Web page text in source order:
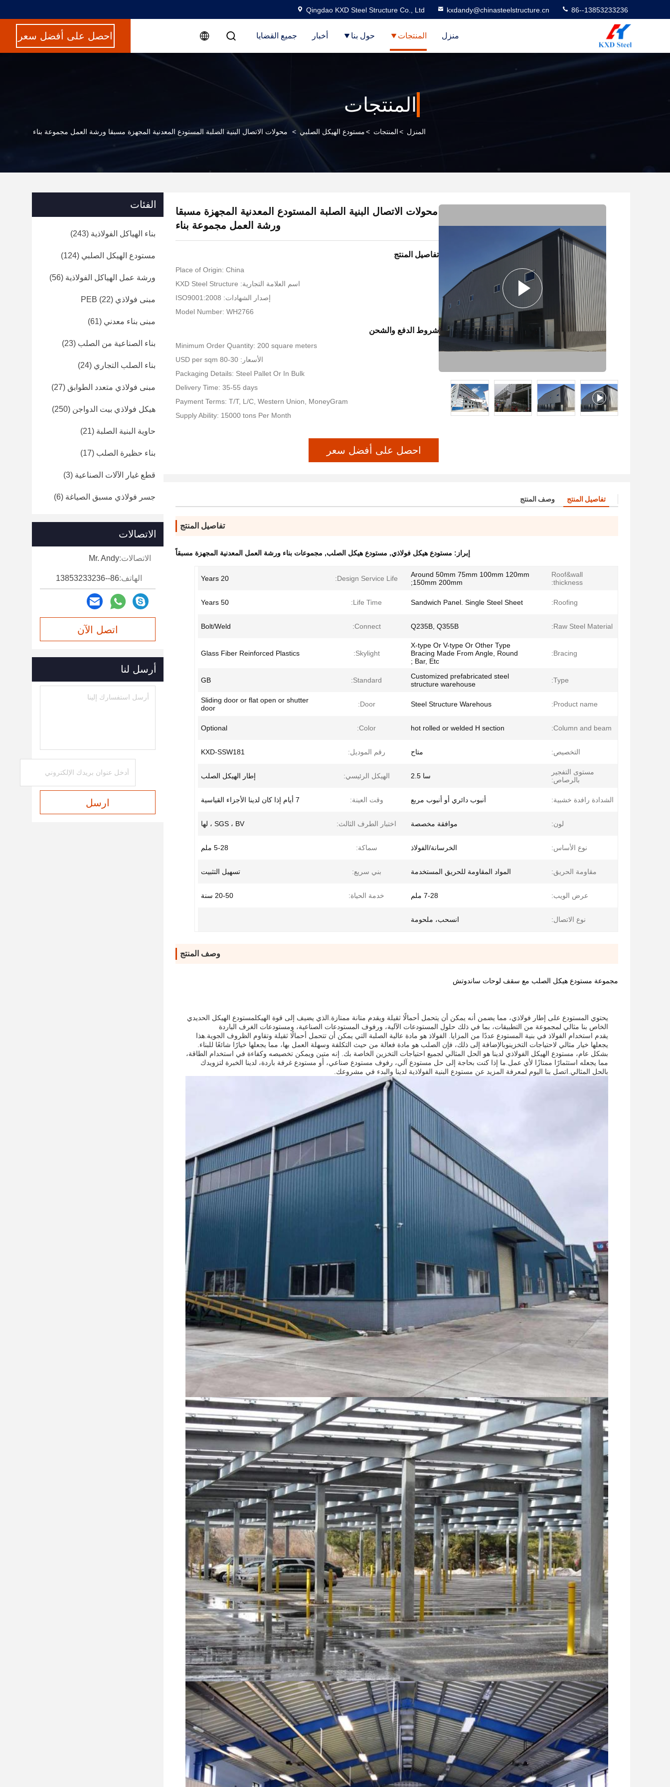
Qingdao KXD Steel Structure Co., Ltd kxdandy@chinasteelstructure.cn 86--13853233236
منزل المنتجات حول بنا أخبار جميع القضايا احصل على أفضل سعر
المنتجات
المنزل >المنتجات >مستودع الهيكل الصلبي > محولات الاتصال البنية الصلبة المستودع المعدنية المجهزة مسبقا ورشة العمل مجموعة بناء
محولات الاتصال البنية الصلبة المستودع المعدنية المجهزة مسبقا
ورشة العمل مجموعة بناء
تفاصيل المنتج
Place of Origin: China
اسم العلامة التجارية: KXD Steel Structure
إصدار الشهادات: ISO9001:2008
Model Number: WH2766
شروط الدفع والشحن
Minimum Order Quantity: 200 square meters
الأسعار: 30-80 USD per sqm
Packaging Details: Steel Pallet Or In Bulk
Delivery Time: 35-55 days
Payment Terms: T/T, L/C, Western Union, MoneyGram
Supply Ability: 15000 tons Per Month
احصل على أفضل سعر
تفاصيل المنتج وصف المنتج
تفاصيل المنتج
إبراز: مستودع هيكل فولاذي, مستودع هيكل الصلب, مجموعات بناء ورشة العمل المعدنية المجهزة مسبقاً
Roof&wall
thickness:
Around 50mm 75mm 100mm 120mm
150mm 200mm;
Design Service Life:
20 Years
Roofing:
Sandwich Panel. Single Steel Sheet
Life Time:
50 Years
Raw Steel Material:
Q235B, Q355B
Connect:
Bolt/Weld
Bracing:
X-type Or V-type Or Other Type
Bracing Made From Angle, Round
Bar, Etc ;
Skylight:
Glass Fiber Reinforced Plastics
Type:
Customized prefabricated steel
structure warehouse
Standard:
GB
Product name:
Steel Structure Warehous
Door:
Sliding door or flat open or shutter
door
Column and beam:
hot rolled or welded H section
Color:
Optional
التخصيص: متاح رقم الموديل: KXD-SSW181
مستوى التفجير
بالرصاص:
سا 2.5 الهيكل الرئيسي: إطار الهيكل الصلب
الشدادة رافدة خشبية: أنبوب دائري أو أنبوب مربع وقت العينة: 7 أيام إذا كان لدينا الأجزاء القياسية
لون: موافقة مخصصة اختبار الطرف الثالث: SGS ، BV ، لها
نوع الأساس: الخرسانة/الفولاذ سماكة: 5-28 ملم
مقاومة الحريق: المواد المقاومة للحريق المستخدمة بني سريع: تسهيل التثبيت
عرض الويب: 7-28 ملم خدمة الحياة: 20-50 سنة
نوع الاتصال: انسحب، ملحومة
وصف المنتج
مجموعة مستودع هيكل الصلب مع سقف لوحات ساندوتش
يحتوي المستودع على إطار فولاذي، مما يضمن أنه يمكن أن يتحمل أحمالًا ثقيلة ويقدم متانة ممتازة.الذي يضيف إلى قوة الهيكلمستودع الهيكل الحديدي
الخاص بنا مثالي لمجموعة من التطبيقات، بما في ذلك حلول المستودعات الآلية، ورفوف المستودعات الصناعية، ومستودعات الغرف الباردة
يقدم استخدام الفولاذ في بنية المستودع عددًا من المزايا. الفولاذ هو مادة عالية الصلبة التي يمكن أن تتحمل أحمالًا ثقيلة وتقاوم الظروف الجوية.هذا
يجعلها خيار مثالي لاحتياجات التخزينوبالإضافة إلى ذلك، فإن الصلب هو مادة فعالة من حيث التكلفة وسهلة العمل بها، مما يجعلها خيارًا شائعًا للبناء.
بشكل عام، مستودع الهيكل الفولاذي لدينا هو الحل المثالي لجميع احتياجات التخزين الخاصة بك. إنه متين ويمكن تخصيصه وكفاءة في استخدام الطاقة،
مما يجعله استثمارًا ممتازًا لأي عمل.ما إذا كنت بحاجة إلى حل مستودع آلي، رفوف مستودع صناعي، أو مستودع غرفة باردة، لدينا الخبرة لتزويدك
بالحل المثالي.اتصل بنا اليوم لمعرفة المزيد عن مستودع البنية الفولاذية لدينا والبدء في مشروعك.
الفئات
بناء الهياكل الفولاذية (243)
مستودع الهيكل الصلبي (124)
ورشة عمل الهياكل الفولاذية (56)
مبنى فولاذي PEB (22)
مبنى بناء معدني (61)
بناء الصناعية من الصلب (23)
بناء الصلب التجاري (24)
مبنى فولاذي متعدد الطوابق (27)
هيكل فولاذي بيت الدواجن (250)
حاوية البنية الصلبة (21)
بناء حظيرة الصلب (17)
قطع غيار الآلات الصناعية (3)
جسر فولاذي مسبق الصياغة (6)
الاتصالات
الاتصالات:Mr. Andy
الهاتف:86--13853233236
اتصل الآن
أرسل لنا
ارسل